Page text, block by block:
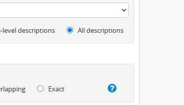
level descriptions All descriptions
Exact